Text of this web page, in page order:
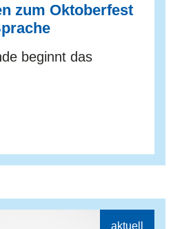
zum Oktoberfest
beginnt das